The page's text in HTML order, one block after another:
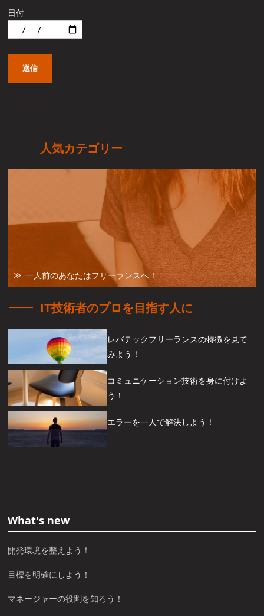
日付
人気カテゴリー
一人前のあなたはフリーランスへ！
IT技術者のプロを目指す人に
レバテックフリーランスの特徴を見て
みよう！
コミュニケーション技術を身に付けよ
う！
エラーを一人で解決しよう！
What's new
開発環境を整えよう！
目標を明確にしよう！
マネージャーの役割を知ろう！